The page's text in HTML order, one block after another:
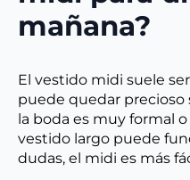
mañana?
El vestido midi suele
puede quedar precioso
la boda es muy formal
vestido largo puede
dudas, el midi es más